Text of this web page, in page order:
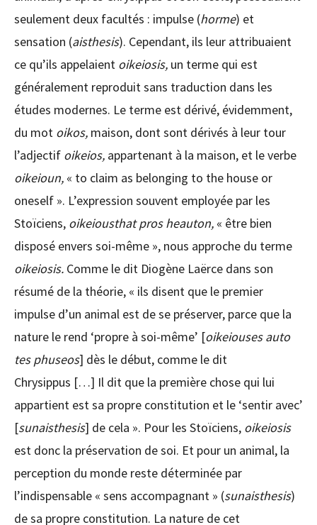
seulement deux facultés : impulse (horme) et
sensation (aisthesis). Cependant, ils leur attribuaient
ce qu’ils appelaient oikeiosis, un terme qui est
généralement reproduit sans traduction dans les
études modernes. Le terme est dérivé, évidemment,
du mot oikos, maison, dont sont dérivés à leur tour
l’adjectif oikeios, appartenant à la maison, et le verbe
oikeioun, « to claim as belonging to the house or
oneself ». L’expression souvent employée par les
Stoïciens, oikeiousthat pros heauton, « être bien
disposé envers soi-même », nous approche du terme
oikeiosis. Comme le dit Diogène Laërce dans son
résumé de la théorie, « ils disent que le premier
impulse d’un animal est de se préserver, parce que la
nature le rend ‘propre à soi-même’ [oikeiouses auto
tes phuseos] dès le début, comme le dit
Chrysippus […] Il dit que la première chose qui lui
appartient est sa propre constitution et le ‘sentir avec’
[sunaisthesis] de cela ». Pour les Stoïciens, oikeiosis
est donc la préservation de soi. Et pour un animal, la
perception du monde reste déterminée par
l’indispensable « sens accompagnant » (sunaisthesis)
de sa propre constitution. La nature de cet